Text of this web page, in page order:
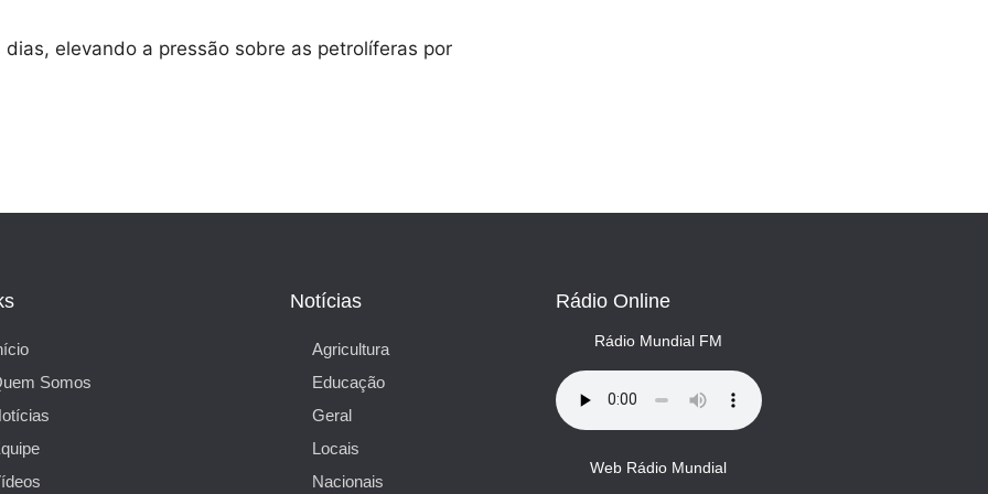
elevando a pressão sobre as petrolíferas por
Somos
Notícias
Agricultura
Educação
Geral
Locais
Nacionais
Rádio Online
Rádio Mundial FM
Web Rádio Mundial